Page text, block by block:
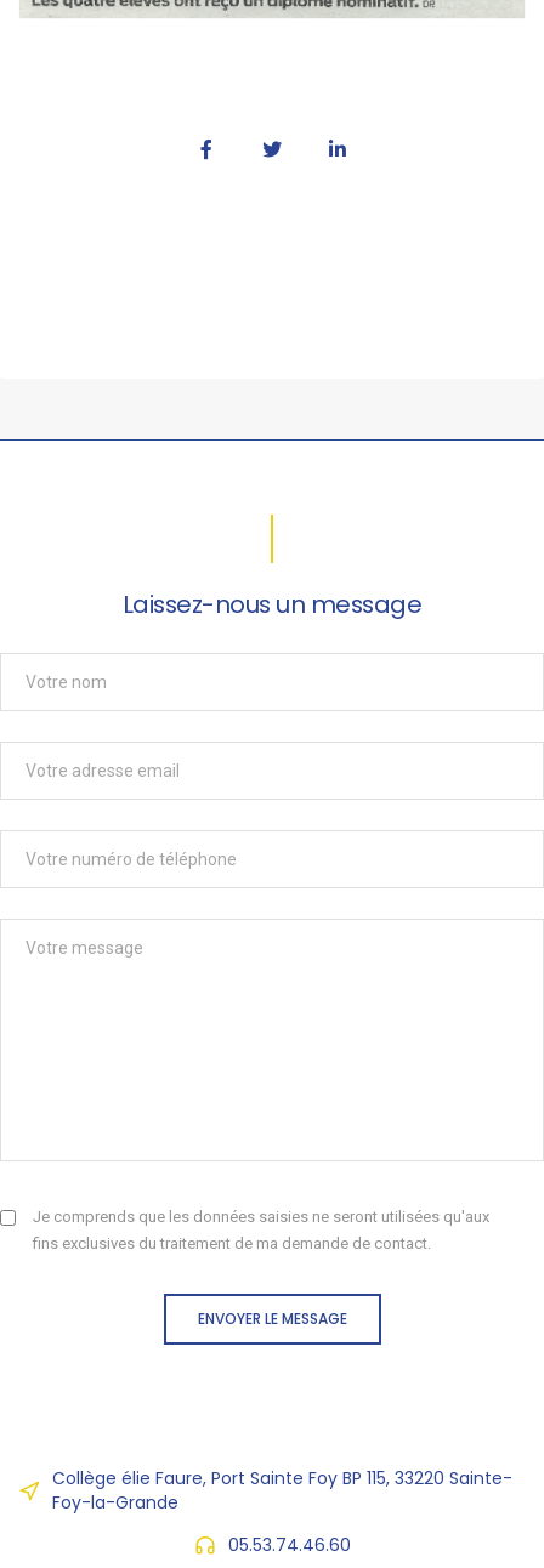
Laissez-nous un message
Je comprends que les données saisies ne seront utilisées qu'aux
fins exclusives du traitement de ma demande de contact.
ENVOYER LE MESSAGE
Collège élie Faure, Port Sainte Foy BP 115, 33220 Sainte-
Foy-la-Grande
05.53.74.46.60